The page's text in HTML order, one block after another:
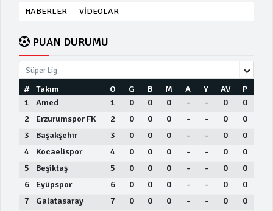
HABERLER VİDEOLAR
PUAN DURUMU
Süper Lig
# Takım O G B M A Y AV
P
1
Amed 1 0 0 0 - - 0
0
2
Erzurumspor FK 2 0 0 0 - - 0
0
3
Başakşehir 3 0 0 0 - - 0
0
4
Kocaelispor 4 0 0 0 - - 0
0
5
Beşiktaş 5 0 0 0 - - 0
0
6
Eyüpspor 6 0 0 0 - - 0
0
7
Galatasaray 7 0 0 0 - - 0
0